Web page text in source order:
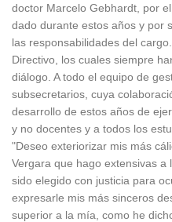
doctor Marcelo Gebhardt, por
dado durante estos años y por
las responsabilidades del
Directivo, los cuales siempre
diálogo. A todo el equipo de
subsecretarios, cuya
desarrollo de estos años de
y no docentes y a todos los
"Deseo exteriorizar mis más
Vergara que hago extensivas
sido elegido con justicia para
expresarle mis más sinceros
superior a la mía, como he